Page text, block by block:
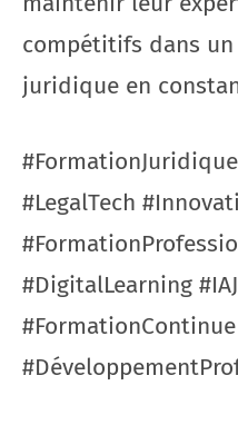
compétitifs dans
juridique en
#LegalTech
#DigitalLearning
#FormationContinue